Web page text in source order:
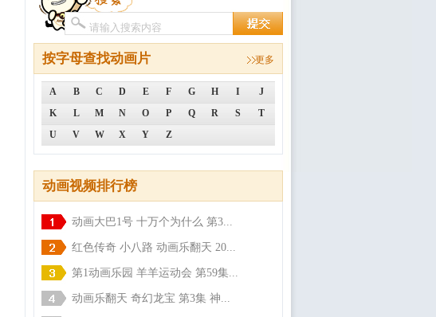
按字母查找动画片 更多
A B C D E F G H I
J
K
L M N O P Q R S
T
U
V W X Y Z
动画视频排行榜
动画大巴1号 十万个为什么 第3...
红色传奇 小八路 动画乐翻天 20...
第1动画乐园 羊羊运动会 第59集...
动画乐翻天 奇幻龙宝 第3集 神...